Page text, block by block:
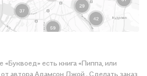
«Буквоед» есть книга «Пиппа, или
автора Адамсон Джой . Сделать заказ